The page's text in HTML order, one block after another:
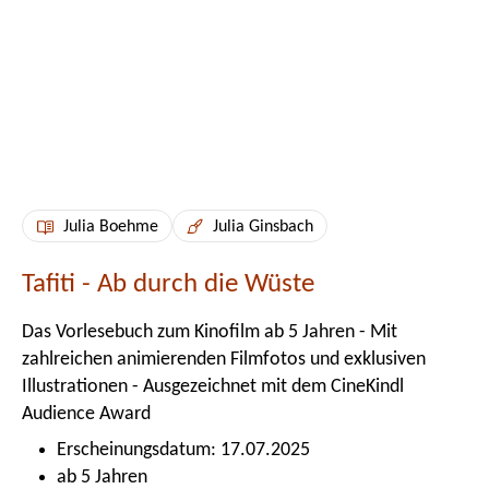
Julia Boehme Julia Ginsbach
Tafiti - Ab durch die Wüste
Das Vorlesebuch zum Kinofilm ab 5 Jahren - Mit
zahlreichen animierenden Filmfotos und exklusiven
Illustrationen - Ausgezeichnet mit dem CineKindl
Audience Award
Erscheinungsdatum: 17.07.2025
ab 5 Jahren